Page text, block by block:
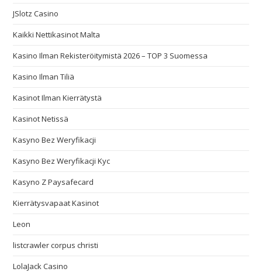
JSlotz Casino
Kaikki Nettikasinot Malta
Kasino Ilman Rekisteröitymistä 2026 – TOP 3 Suomessa
Kasino Ilman Tiliä
Kasinot Ilman Kierrätystä
Kasinot Netissä
Kasyno Bez Weryfikacji
Kasyno Bez Weryfikacji Kyc
Kasyno Z Paysafecard
Kierrätysvapaat Kasinot
Leon
listcrawler corpus christi
LolaJack Casino